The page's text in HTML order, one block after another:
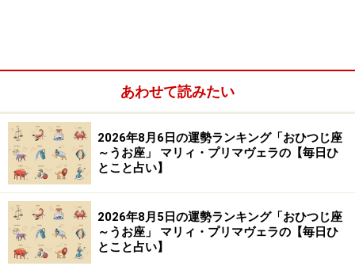
楽天市場で占い関連の商品をチェック！
あわせて読みたい
2026年8月6日の運勢ランキング「おひつじ座
～うお座」 マリィ・プリマヴェラの【毎日ひ
とこと占い】
2026年8月5日の運勢ランキング「おひつじ座
～うお座」 マリィ・プリマヴェラの【毎日ひ
とこと占い】